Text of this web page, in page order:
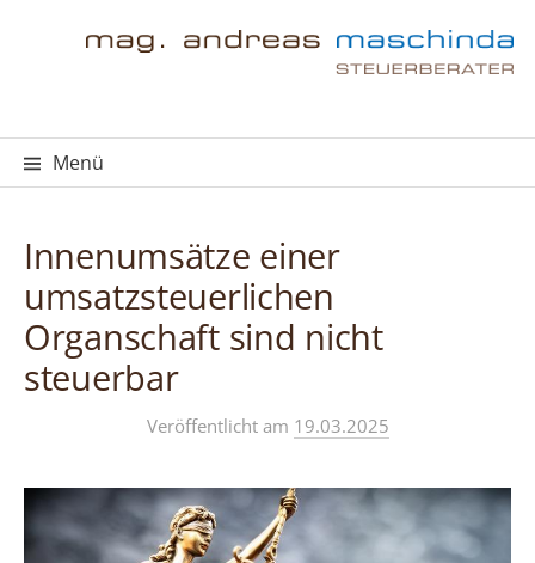
Menü
Innenumsätze einer
umsatzsteuerlichen
Organschaft sind nicht
steuerbar
Veröffentlicht am 19.03.2025